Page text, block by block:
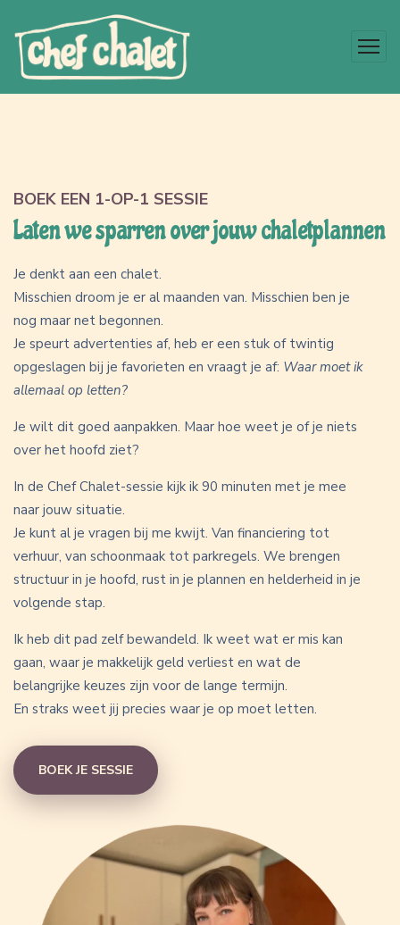
BOEK EEN 1-OP-1 SESSIE
Laten we sparren over jouw chaletplannen
Je denkt aan een chalet.
Misschien droom je er al maanden van. Misschien ben je
nog maar net begonnen.
Je speurt advertenties af, heb er een stuk of twintig
opgeslagen bij je favorieten en vraagt je af: Waar moet ik
allemaal op letten?
Je wilt dit goed aanpakken. Maar hoe weet je of je niets
over het hoofd ziet?
In de Chef Chalet-sessie kijk ik 90 minuten met je mee
naar jouw situatie.
Je kunt al je vragen bij me kwijt. Van financiering tot
verhuur, van schoonmaak tot parkregels. We brengen
structuur in je hoofd, rust in je plannen en helderheid in je
volgende stap.
Ik heb dit pad zelf bewandeld. Ik weet wat er mis kan
gaan, waar je makkelijk geld verliest en wat de
belangrijke keuzes zijn voor de lange termijn.
En straks weet jij precies waar je op moet letten.
BOEK JE SESSIE